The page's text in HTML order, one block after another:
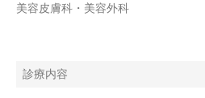
美容皮膚科・美容外科
診療内容